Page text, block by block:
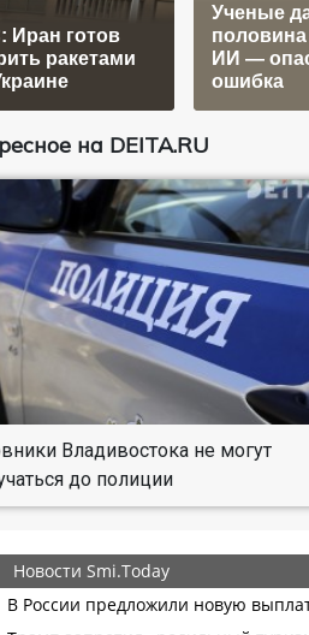
Иран готов
ракетами
Ученые
ИИ —
ошибка
на DEITA.RU
Владивостока не могут
до полиции